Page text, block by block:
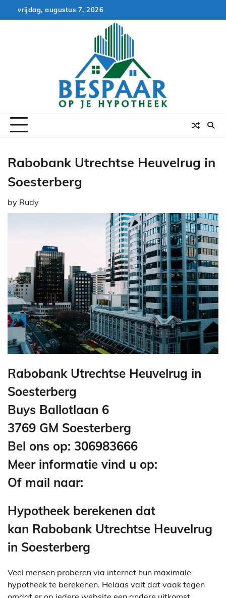
to
vrijdag, augustus 7, 2026
Rabobank Utrechtse Heuvelrug in
Soesterberg
by Rudy
Rabobank Utrechtse Heuvelrug in
Soesterberg
Buys Ballotlaan 6
3769 GM Soesterberg
Bel ons op: 306983666
Meer informatie vind u op:
Of mail naar:
Hypotheek berekenen dat
kan Rabobank Utrechtse Heuvelrug
in Soesterberg
Veel mensen proberen via internet hun maximale
hypotheek te berekenen. Helaas valt dat vaak tegen